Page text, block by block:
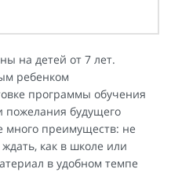
на детей от 7 лет.
ребенком
программы обучения
пожелания будущего
много преимуществ: не
как в школе или
в удобном темпе